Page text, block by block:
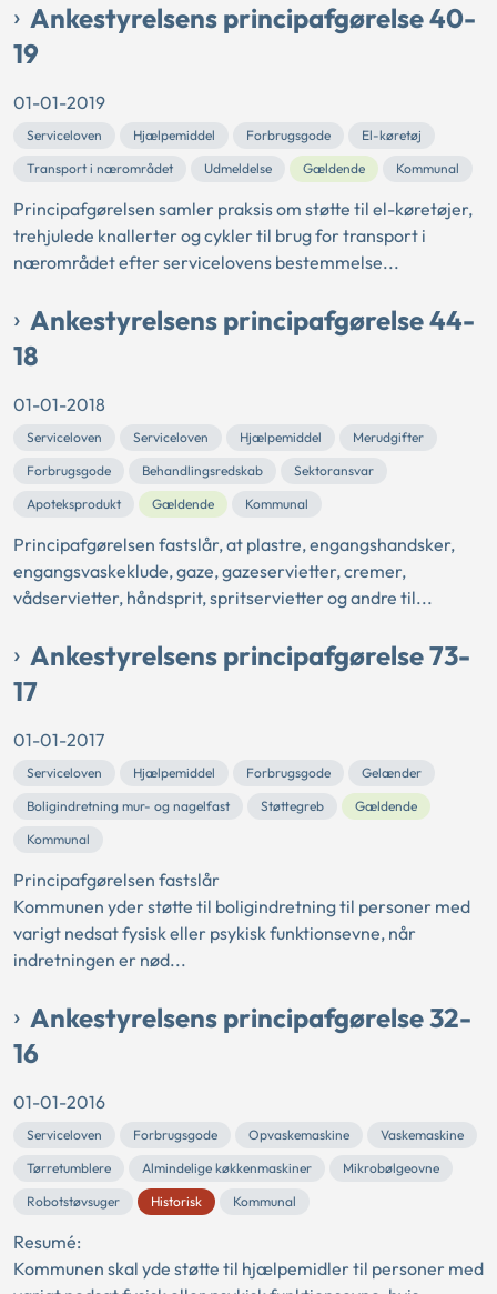
Ankestyrelsens principafgørelse 40-
19
01-01-2019
Serviceloven Hjælpemiddel Forbrugsgode
El-køretøj
Transport i nærområdet
Udmeldelse Gældende Kommunal
Principafgørelsen samler praksis om støtte til el-køretøjer,
trehjulede knallerter og cykler til brug for transport i
nærområdet efter servicelovens bestemmelse...
Ankestyrelsens principafgørelse 44-
18
01-01-2018
Serviceloven Serviceloven Hjælpemiddel
Merudgifter
Forbrugsgode
Behandlingsredskab
Sektoransvar
Apoteksprodukt
Gældende Kommunal
Principafgørelsen fastslår, at plastre, engangshandsker,
engangsvaskeklude, gaze, gazeservietter, cremer,
vådservietter, håndsprit, spritservietter og andre til...
Ankestyrelsens principafgørelse 73-
17
01-01-2017
Serviceloven Hjælpemiddel Forbrugsgode
Gelænder
Boligindretning mur- og nagelfast
Støttegreb
Gældende
Kommunal
Principafgørelsen fastslår
Kommunen yder støtte til boligindretning til personer med
varigt nedsat fysisk eller psykisk funktionsevne, når
indretningen er nød...
Ankestyrelsens principafgørelse 32-
16
01-01-2016
Serviceloven Forbrugsgode Opvaskemaskine
Vaskemaskine
Tørretumblere
Almindelige køkkenmaskiner
Mikrobølgeovne
Robotstøvsuger
Historisk Kommunal
Resumé:
Kommunen skal yde støtte til hjælpemidler til personer med